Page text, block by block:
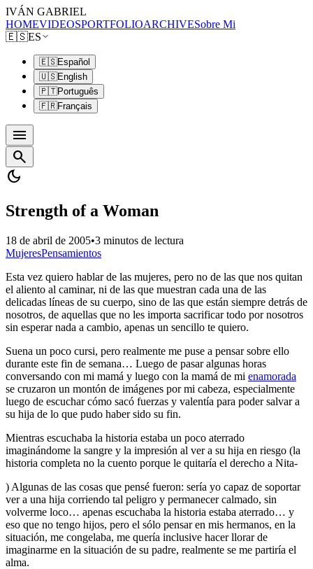
IVÁN GABRIEL
HOMEVIDEOSPORTFOLIOARCHIVESobre Mi
🇪🇸ES
🇪🇸Español
🇺🇸English
🇵🇹Português
🇫🇷Français
menu
search
dark_mode
Strength of a Woman
18 de abril de 2005•3 minutos de lectura
MujeresPensamientos
Esta vez quiero hablar de las mujeres, pero no de las que nos quitan
el aliento al caminar, ni de las que muestran cada una de las
delicadas líneas de su cuerpo, sino de las que están siempre detrás de
nosotros, de aquellas que no les importa sacrificar todo por nosotros
sin esperar nada a cambio, apenas un sencillo te quiero.
Suena un poco cursi, pero realmente me puse a pensar sobre ello
durante este fin de semana… Luego de pasar algunas horas
conversando con mi mamá y luego con la mamá de mi enamorada
se cruzaron un montón de imágenes por mi cabeza, especialmente
luego de escuchar cómo sacó fuerzas y valentía para poder salvar a
su hija de lo que pudo haber sido su fin.
Mientras escuchaba la historia estaba un poco aterrado
imaginándome la sangre y la impresión al ver a su hija en riesgo (la
historia completa no la cuento porque le quitaría el derecho a Nita-
) Algunas de las cosas que pensé fueron: sería yo capaz de soportar
ver a una hija corriendo tal peligro y permanecer calmado, sin
volverme loco… apenas escuchaba la historia estaba aterrado… y
eso que no tengo hijos, pero el sólo pensar en mis hermanos, en la
situación, me congelaba, me quería inclusive hacer llorar de
imaginarme en la situación de su padre, realmente se me partiría el
alma.